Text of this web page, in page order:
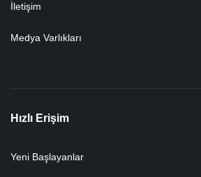
İletişim
Medya Varlıkları
Hızlı Erişim
Yeni Başlayanlar